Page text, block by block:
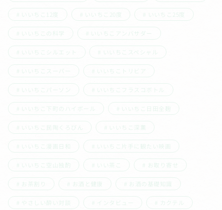
いいちこ12度 いいちこ20度 いいちこ25度
いいちこの科学 いいちこアンバサダー
いいちこシルエット いいちこスペシャル
いいちこスーパー いいちこトリビア
いいちこパーソン いいちこフラスコボトル
いいちこ下町のハイボール いいちこ日田全麹
いいちこ民陶くろびん いいちこ深薫
いいちこ漫画日和 いいちこ片手に観たい映画
いいちこ空山独酌 いい茶こ お取り寄せ
お茶割り お酒と健康 お酒の基礎知識
やさしい酔い対談 インタビュー カクテル